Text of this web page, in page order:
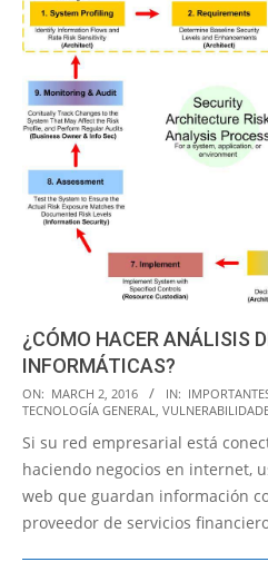
¿CÓMO HACER ANÁLISIS
INFORMÁTICAS?
2016-
03-
02
ON: MARCH 2, 2016 IN:
TECNOLOGÍA GENERAL,
Si su red empresarial está
haciendo negocios en internet,
web que guardan información
proveedor de servicios